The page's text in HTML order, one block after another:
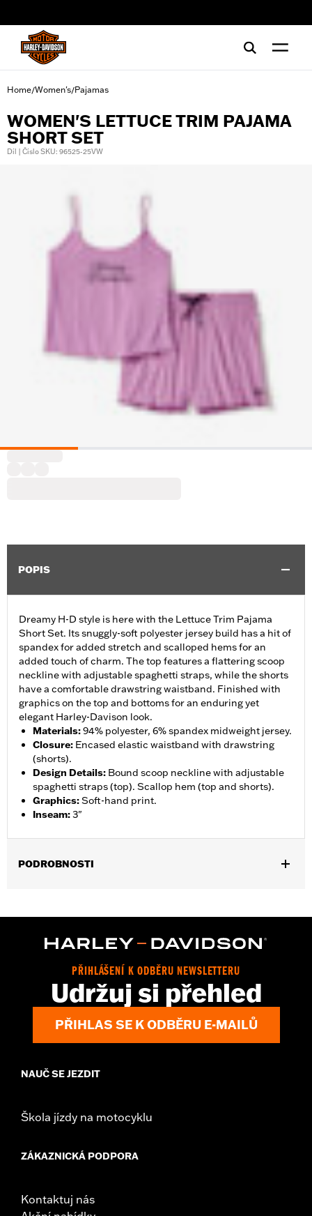
Home/Women's/Pajamas
WOMEN'S LETTUCE TRIM PAJAMA
SHORT SET
Díl | Číslo SKU: 96525-25VW
POPIS
Dreamy H-D style is here with the Lettuce Trim Pajama
Short Set. Its snuggly-soft polyester jersey build has a hit of
spandex for added stretch and scalloped hems for an
added touch of charm. The top features a flattering scoop
neckline with adjustable spaghetti straps, while the shorts
have a comfortable drawstring waistband. Finished with
graphics on the top and bottoms for an enduring yet
elegant Harley-Davison look.
Materials:94% polyester, 6% spandex midweight jersey.
Closure: Encased elastic waistband with drawstring
(shorts).
Design Details: Bound scoop neckline with adjustable
spaghetti straps (top). Scallop hem (top and shorts).
Graphics:Soft-hand print.
Inseam:3"
PODROBNOSTI
WARRANTY:2 year limited warranty – Go towww.h-
Imported
PŘIHLÁŠENÍ K ODBĚRU NEWSLETTERU
Udržuj si přehled
PŘIHLAS SE K ODBĚRU E-MAILŮ
NAUČ SE JEZDIT
Škola jízdy na motocyklu
ZÁKAZNICKÁ PODPORA
Kontaktuj nás